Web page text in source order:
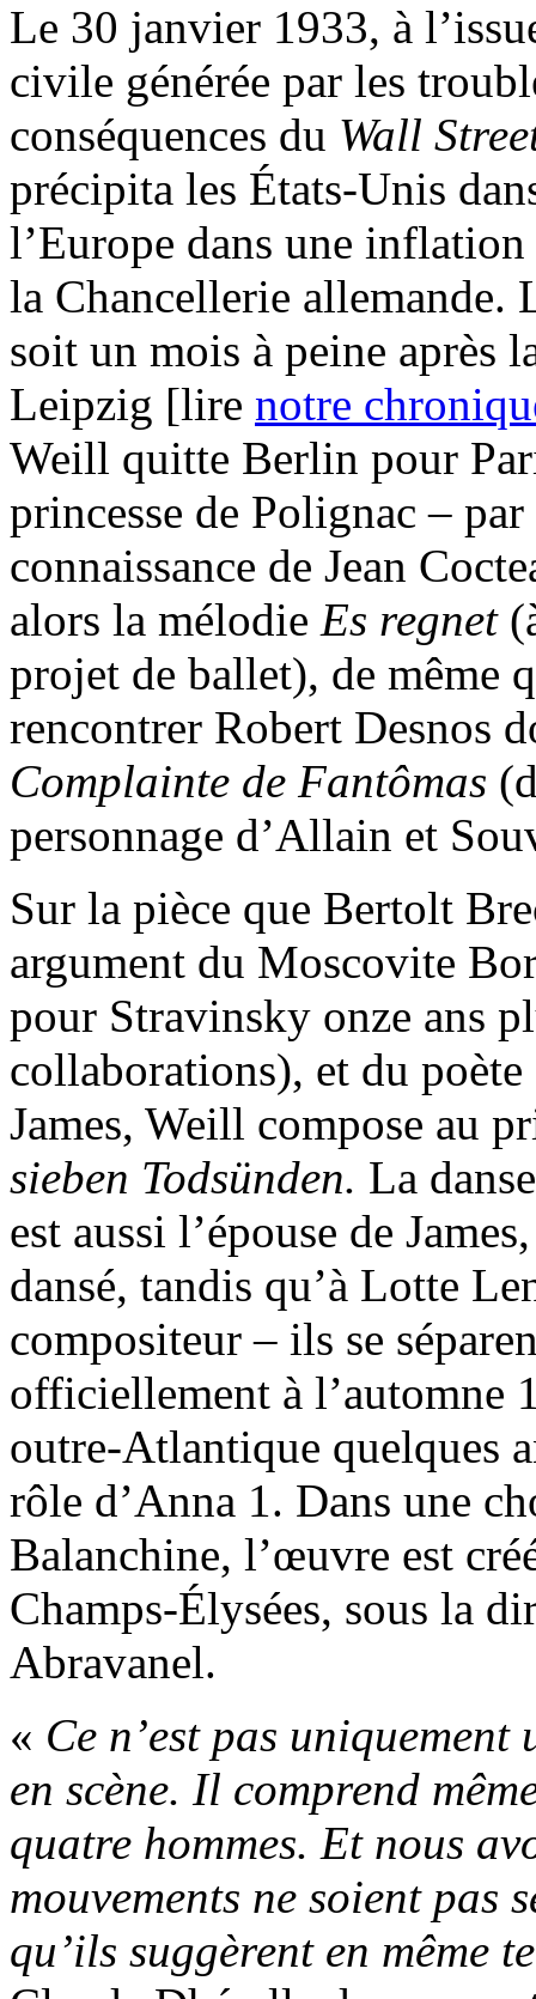
Le 30 janvier 1933, à
civile générée par les
conséquences du Wall
précipita les États-Unis
l’Europe dans une
la Chancellerie allemande.
soit un mois à peine après
Leipzig [lire notre
Weill quitte Berlin pour
princesse de Polignac –
connaissance de Jean
alors la mélodie Es regnet
projet de ballet), de même
rencontrer Robert Desnos
Complainte de Fantômas
personnage d’Allain et
Sur la pièce que Bertolt
argument du Moscovite
pour Stravinsky onze ans
collaborations), et du
James, Weill compose au
sieben Todsünden. La
est aussi l’épouse de
dansé, tandis qu’à Lotte
compositeur – ils se
officiellement à l’automne
outre-Atlantique quelques
rôle d’Anna 1. Dans une
Balanchine, l’œuvre est
Champs-Élysées, sous la
Abravanel.
« Ce n’est pas
en scène. Il comprend
quatre hommes. Et nous
mouvements ne soient pas
qu’ils suggèrent en même